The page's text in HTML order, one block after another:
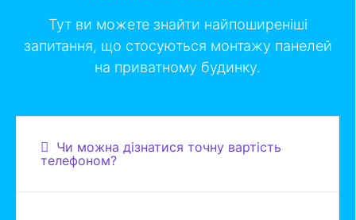
Тут ви можете знайти найпоширеніші
запитання, що стосуються монтажу панелей
на приватному будинку.
Чи можна дізнатися точну вартість
телефоном?